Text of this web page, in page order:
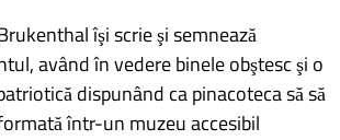
îşi scrie şi semnează
având în vedere binele obştesc şi o
dispunând ca pinacoteca să să
într-un muzeu accesibil